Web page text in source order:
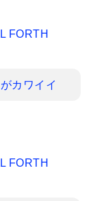
FORTH
カワイイ
FORTH